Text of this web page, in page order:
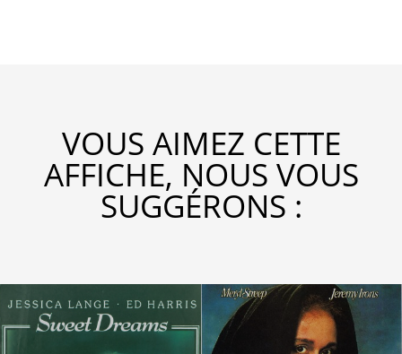
VOUS AIMEZ CETTE
AFFICHE, NOUS VOUS
SUGGÉRONS :